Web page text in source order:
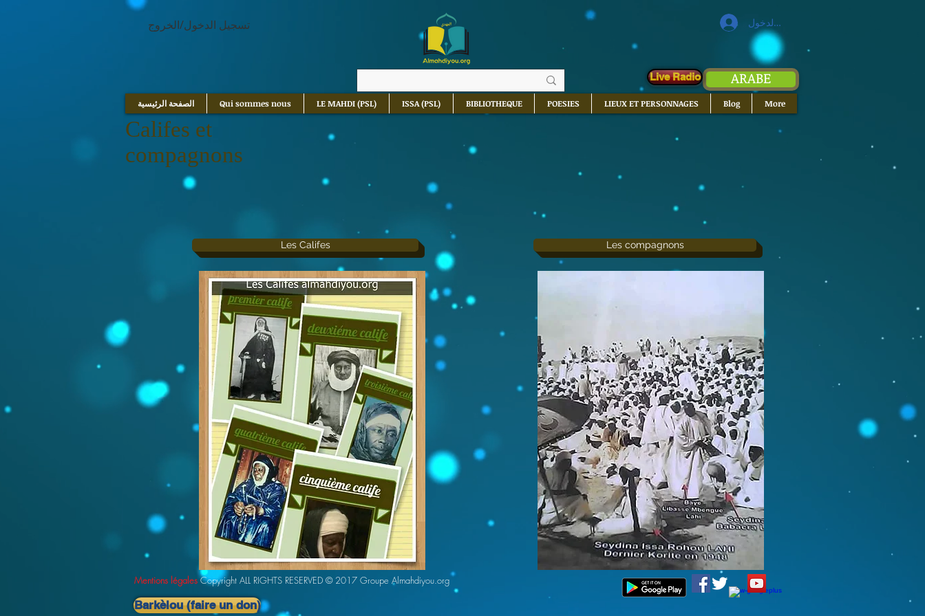
google.com, pub-1214054292722785, DIRECT, f08c47fec0942fa0
تسجيل الدخول/الخروج تسجيل الدخول
ARABE
Live Radio
الصفحة الرئيسية Qui sommes nous LE MAHDI (PSL) ISSA (PSL) BIBLIOTHEQUE POESIES LIEUX ET PERSONNAGES Blog More
Califes et
compagnons
Les Califes Les compagnons
Mentions légalesCopyright ALL RIGHTS RESERVED ©2017 Groupe Almahdiyou.org
Barkèlou (faire un don)